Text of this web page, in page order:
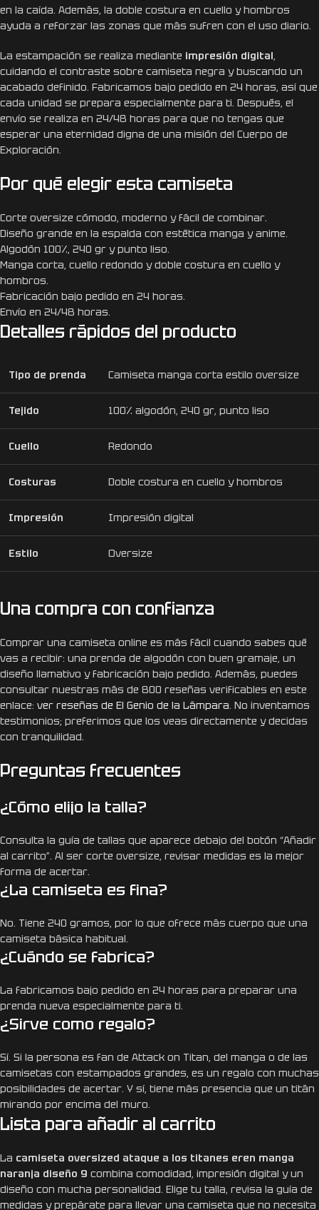
en la caída. Además, la doble costura en cuello y hombros
ayuda a reforzar las zonas que más sufren con el uso diario.
La estampación se realiza mediante impresión digital,
cuidando el contraste sobre camiseta negra y buscando un
acabado definido. Fabricamos bajo pedido en 24 horas, así que
cada unidad se prepara especialmente para ti. Después, el
envío se realiza en 24/48 horas para que no tengas que
esperar una eternidad digna de una misión del Cuerpo de
Exploración.
Por qué elegir esta camiseta
Corte oversize cómodo, moderno y fácil de combinar.
Diseño grande en la espalda con estética manga y anime.
Algodón 100%, 240 gr y punto liso.
Manga corta, cuello redondo y doble costura en cuello y
hombros.
Fabricación bajo pedido en 24 horas.
Envío en 24/48 horas.
Detalles rápidos del producto
Tipo de prenda Camiseta manga corta estilo oversize
Tejido 100% algodón, 240 gr, punto liso
Cuello Redondo
Costuras Doble costura en cuello y hombros
Impresión Impresión digital
Estilo Oversize
Una compra con confianza
Comprar una camiseta online es más fácil cuando sabes qué
vas a recibir: una prenda de algodón con buen gramaje, un
diseño llamativo y fabricación bajo pedido. Además, puedes
consultar nuestras más de 800 reseñas verificables en este
enlace: ver reseñas de El Genio de la Lámpara. No inventamos
testimonios; preferimos que los veas directamente y decidas
con tranquilidad.
Preguntas frecuentes
¿Cómo elijo la talla?
Consulta la guía de tallas que aparece debajo del botón “Añadir
al carrito”. Al ser corte oversize, revisar medidas es la mejor
forma de acertar.
¿La camiseta es fina?
No. Tiene 240 gramos, por lo que ofrece más cuerpo que una
camiseta básica habitual.
¿Cuándo se fabrica?
La fabricamos bajo pedido en 24 horas para preparar una
prenda nueva especialmente para ti.
¿Sirve como regalo?
Sí. Si la persona es fan de Attack on Titan, del manga o de las
camisetas con estampados grandes, es un regalo con muchas
posibilidades de acertar. Y sí, tiene más presencia que un titán
mirando por encima del muro.
Lista para añadir al carrito
La camiseta oversized ataque a los titanes eren manga
naranja diseño 9 combina comodidad, impresión digital y un
diseño con mucha personalidad. Elige tu talla, revisa la guía de
medidas y prepárate para llevar una camiseta que no necesita